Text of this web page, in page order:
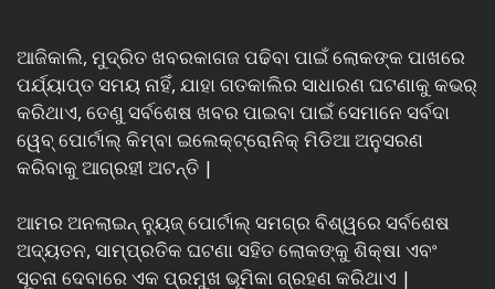
ଆଜିକାଲି, ମୁଦ୍ରିତ ଖବରକାଗଜ ପଢିବା ପାଇଁ ଲୋକଙ୍କ ପାଖରେ
ପର୍ଯ୍ୟାପ୍ତ ସମୟ ନାହିଁ, ଯାହା ଗତକାଲିର ସାଧାରଣ ଘଟଣାକୁ କଭର୍
କରିଥାଏ, ତେଣୁ ସର୍ବଶେଷ ଖବର ପାଇବା ପାଇଁ ସେମାନେ ସର୍ବଦା
ୱେବ୍ ପୋର୍ଟାଲ୍ କିମ୍ବା ଇଲେକ୍ଟ୍ରୋନିକ୍ ମିଡିଆ ଅନୁସରଣ
କରିବାକୁ ଆଗ୍ରହୀ ଅଟନ୍ତି |
ଆମର ଅନଲାଇନ୍ ନ୍ୟୁଜ୍ ପୋର୍ଟାଲ୍ ସମଗ୍ର ବିଶ୍ୱରେ ସର୍ବଶେଷ
ଅଦ୍ୟତନ, ସାମ୍ପ୍ରତିକ ଘଟଣା ସହିତ ଲୋକଙ୍କୁ ଶିକ୍ଷା ଏବଂ
ସୂଚନା ଦେବାରେ ଏକ ପ୍ରମୁଖ ଭୂମିକା ଗ୍ରହଣ କରିଥାଏ |